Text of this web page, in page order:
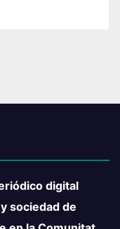
digital
sociedad de